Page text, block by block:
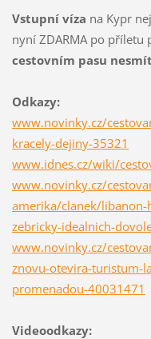
Vstupní víza na Kypr
nyní ZDARMA po
cestovním pasu
Odkazy:
www.novinky.cz/
kracely-dejiny-35321
www.idnes.cz/wiki/
www.novinky.cz/
amerika/clanek/libanon-
zebricky-idealnich-
www.novinky.cz/
znovu-otevira-turistum-
promenadou-40031471
Videoodkazy: